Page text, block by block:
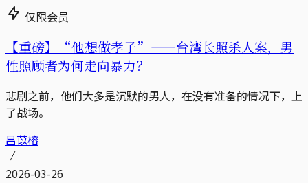
仅限会员
【重磅】“他想做孝子”——台湾长照杀人案，男
性照顾者为何走向暴力？
悲剧之前，他们大多是沉默的男人，在没有准备的情况下，上
了战场。
吕苡榕
2026-03-26